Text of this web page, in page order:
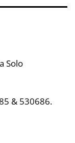
Solo
& 530686.